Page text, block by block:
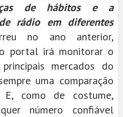
de hábitos e a
rádio em diferentes
no ano anterior,
portal irá monitorar o
mercados do
uma comparação
como de costume,
número confiável